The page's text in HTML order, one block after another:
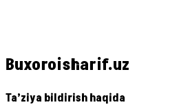
Buxoroisharif.uz
Ta’ziya bildirish haqida